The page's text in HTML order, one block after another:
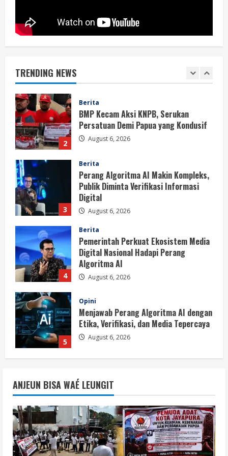
TRENDING NEWS
2
Berita
BMP Kecam Aksi KNPB, Serukan
3
Perang Algoritma AI Makin Kompleks,
Publik Diminta Verifikasi Informasi
Digital
August 6, 2026
4
Berita
Pemerintah Perkuat Ekosistem Media
Digital Nasional Hadapi Perang
Algoritma AI
August 6, 2026
5
Opini
Menjawab Perang Algoritma AI dengan
Etika, Verifikasi, dan Media Tepercaya
August 6, 2026
1
BMP Ajak Masyarakat Tolak Aksi
Anarkis Demi Menjaga Keamanan dan
Pembangunan Papua
August 6, 2026
2
BMP Kecam Aksi KNPB, Serukan
Persatuan Demi Papua yang Kondusif
Berita
Perang Algoritma AI Makin Kompleks,
Publik Diminta Verifikasi Informasi
ANJEUN BISA WAÉ LEUNGIT